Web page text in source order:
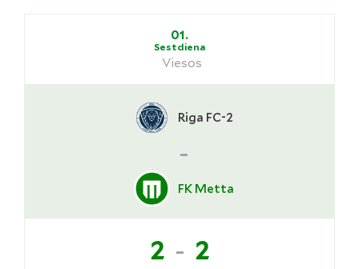
01.
Sestdiena
Viesos
Riga FC-2
-
FK Metta
2 - 2